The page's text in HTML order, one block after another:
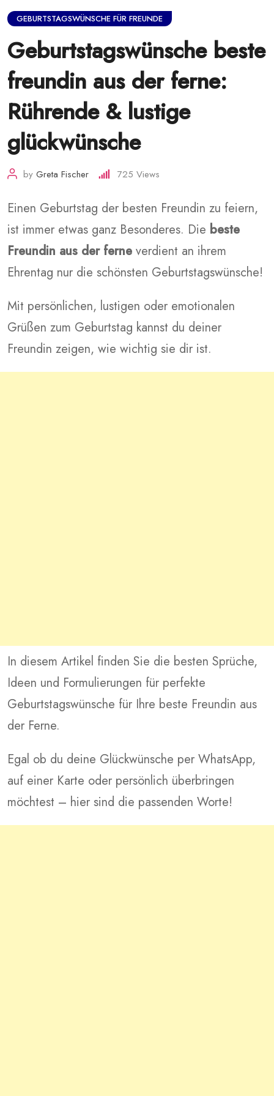
GEBURTSTAGSWÜNSCHE FÜR FREUNDE
Geburtstagswünsche beste
freundin aus der ferne:
Rührende & lustige
glückwünsche
by Greta Fischer 725 Views
Einen Geburtstag der besten Freundin zu feiern,
ist immer etwas ganz Besonderes. Die beste
Freundin aus der ferne verdient an ihrem
Ehrentag nur die schönsten Geburtstagswünsche!
Mit persönlichen, lustigen oder emotionalen
Grüßen zum Geburtstag kannst du deiner
Freundin zeigen, wie wichtig sie dir ist.
In diesem Artikel finden Sie die besten Sprüche,
Ideen und Formulierungen für perfekte
Geburtstagswünsche für Ihre beste Freundin aus
der Ferne.
Egal ob du deine Glückwünsche per WhatsApp,
auf einer Karte oder persönlich überbringen
möchtest – hier sind die passenden Worte!